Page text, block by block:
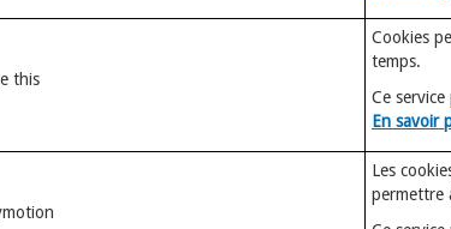
this
Cookies
temps.
Ce
En savoir
Les
permettre